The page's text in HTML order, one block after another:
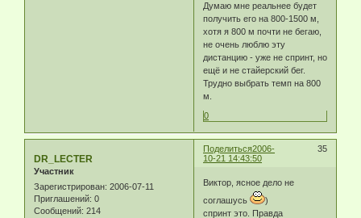
Думаю мне реальнее будет
получить его на 800-1500 м,
хотя я 800 м почти не бегаю,
не очень люблю эту
дистанцию - уже не спринт, но
ещё и не стайерский бег.
Трудно выбрать темп на 800
м.
0
Поделиться 35
2006-
10-21 14:43:50
DR_LECTER
Участник
Зарегистрирован: 2006-07-11
Приглашений: 0
Сообщений: 214
Виктор, ясное дело не
соглашусь
)
спринт это. Правда